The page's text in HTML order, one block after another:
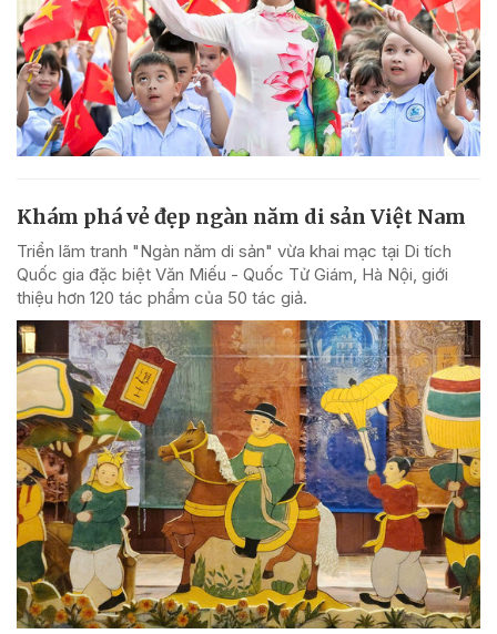
Khám phá vẻ đẹp ngàn năm di sản Việt Nam
Triển lãm tranh "Ngàn năm di sản" vừa khai mạc tại Di tích
Quốc gia đặc biệt Văn Miếu - Quốc Tử Giám, Hà Nội, giới
thiệu hơn 120 tác phẩm của 50 tác giả.